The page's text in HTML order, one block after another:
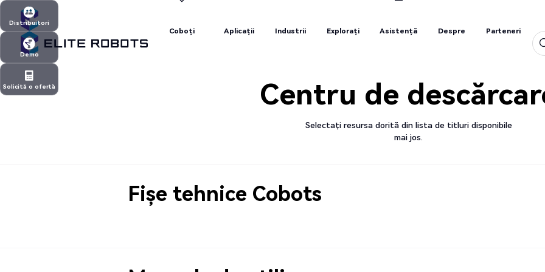
Distribuitori
Distribuitori
Demo
Demo
Solicită o ofertă
Coboți
Aplicații
Industrii
Explorați
Asistență
Despre
Parteneri
Centru de
Selectați resursa dorită din lista de titluri disponibile
mai jos.
Fișe tehnice Cobots